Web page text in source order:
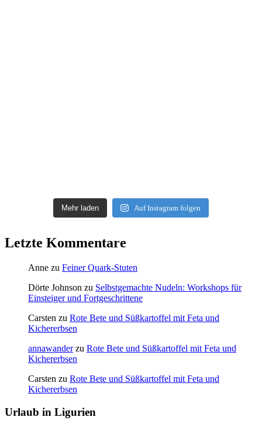
Mehr laden Auf Instagram folgen
Letzte Kommentare
Anne zu Feiner Quark-Stuten
Dörte Johnson zu Selbstgemachte Nudeln: Workshops für
Einsteiger und Fortgeschrittene
Carsten zu Rote Bete und Süßkartoffel mit Feta und
Kichererbsen
annawanderzu Rote Bete und Süßkartoffel mit Feta und
Kichererbsen
Carsten zu Rote Bete und Süßkartoffel mit Feta und
Kichererbsen
Urlaub in Ligurien